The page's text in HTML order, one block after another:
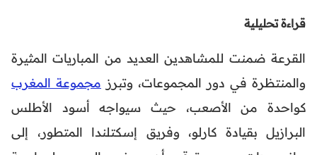
قراءة تحليلية
القرعة ضمنت للمشاهدين العديد من المباريات المثيرة
والمنتظرة في دور المجموعات، وتبرز مجموعة المغرب
كواحدة من الأصعب، حيث سيواجه أسود الأطلس
البرازيل بقيادة كارلو، وفريق إسكتلندا المتطور، إلى